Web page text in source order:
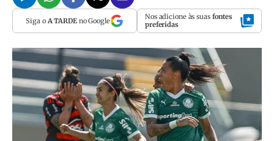
Siga o A TARDEno Google Nos adicione às suas fontes
preferidas